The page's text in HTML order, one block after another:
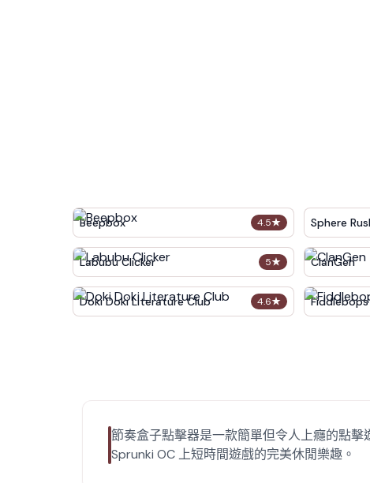
4.5★
Beepbox Sphere
5★
Labubu Clicker ClanGen
4.6★
Doki Doki Literature Club
節奏盒子點擊器是一款簡單但令人上癮的點
Sprunki OC 上短時間遊戲的完美休閒樂趣。